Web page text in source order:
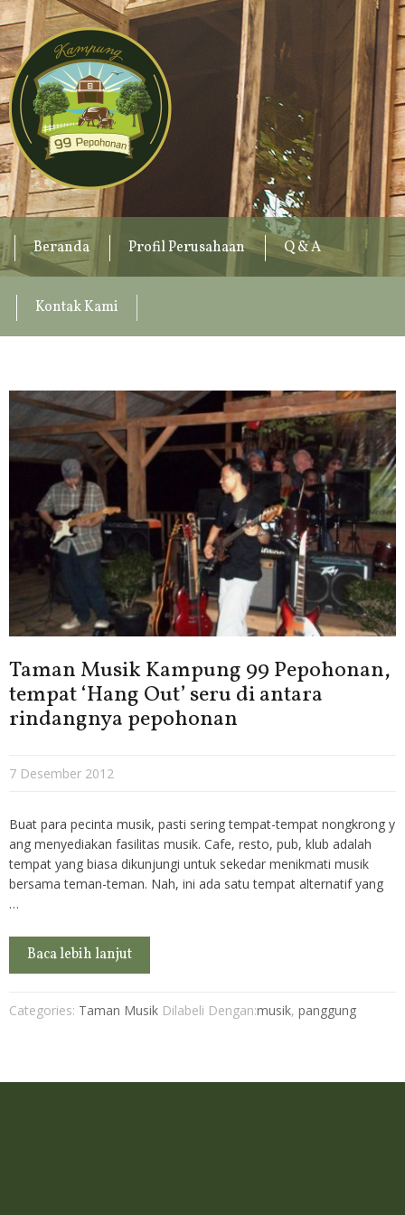
Beranda Profil Perusahaan Q & A
Kontak Kami
Taman Musik Kampung 99 Pepohonan,
tempat ‘Hang Out’ seru di antara
rindangnya pepohonan
7 Desember 2012
Buat para pecinta musik, pasti sering tempat-tempat nongkrong y
ang menyediakan fasilitas musik. Cafe, resto, pub, klub adalah
tempat yang biasa dikunjungi untuk sekedar menikmati musik
bersama teman-teman. Nah, ini ada satu tempat alternatif yang
…
Baca lebih lanjut
Categories: Taman Musik Dilabeli Dengan:musik, panggung